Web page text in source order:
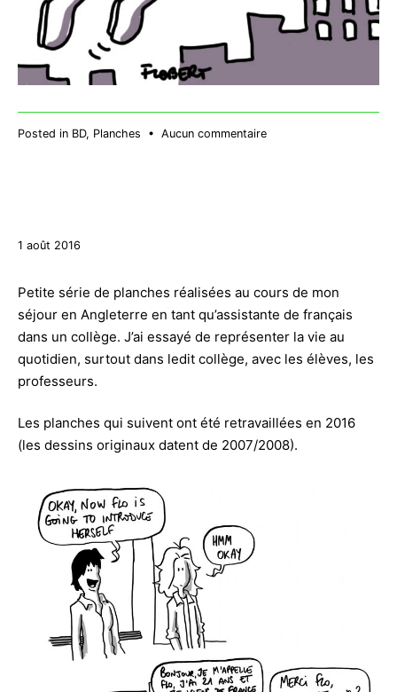
Posted in BD, Planches • Aucun commentairesur
1 août 2016
Petite série de planches réalisées au cours de mon
séjour en Angleterre en tant qu’assistante de français
dans un collège. J’ai essayé de représenter la vie au
quotidien, surtout dans ledit collège, avec les élèves, les
professeurs.
Les planches qui suivent ont été retravaillées en 2016
(les dessins originaux datent de 2007/2008).